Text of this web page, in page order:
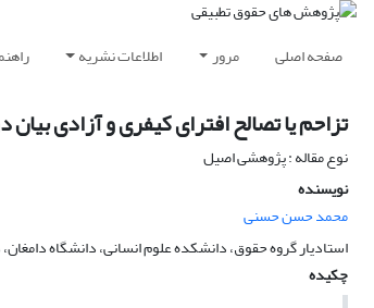
صفحه اصلی مرور اطلاعات نشریه
تزاحم یا تصالح افترای کیفری و آزادی
نوع مقاله : پژوهشی اصیل
نویسنده
محمد حسن حسنی
استادیار گروه حقوق، دانشکده علوم انسانی، دانشگاه دامغان،
چکیده